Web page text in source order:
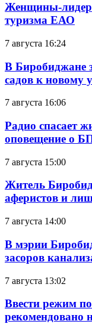
Женщины-
туризма ЕАО
7 августа 16:24
В Биробиджане
садов к новому
7 августа 16:06
Радио спасает
оповещение о
7 августа 15:00
Житель
аферистов и
7 августа 14:00
В мэрии
засоров
7 августа 13:02
Ввести режим
рекомендовано